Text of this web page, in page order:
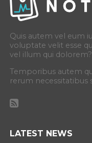
Quis autem vel eum
voluptate velit esse
vel illum qui dolorem?
Temporibus autem
rerum necessitatibus
LATEST NEWS